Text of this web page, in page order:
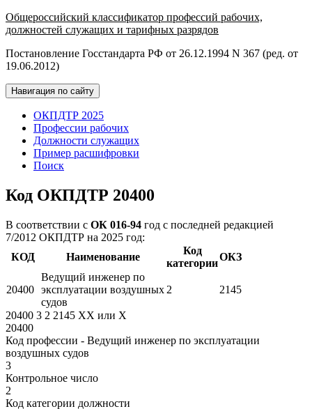
Общероссийский классификатор профессий рабочих,
должностей служащих и тарифных разрядов
Постановление Госстандарта РФ от 26.12.1994 N 367 (ред. от
19.06.2012)
Навигация по сайту
ОКПДТР 2025
Профессии рабочих
Должности служащих
Пример расшифровки
Поиск
Код ОКПДТР 20400
В соответствии с ОК 016-94 год с последней редакцией
7/2012 ОКПДТР на 2025 год:
КОД
Наименование
Код
категории
ОКЗ
20400
Ведущий инженер по
эксплуатации воздушных
судов
2 2145
20400 3 2 2145 XX или X
20400
Код профессии - Ведущий инженер по эксплуатации
воздушных судов
3
Контрольное число
2
Код категории должности